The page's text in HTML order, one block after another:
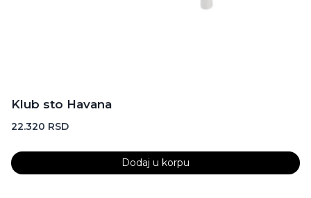
Klub sto Havana
22.320 RSD
Dodaj u korpu